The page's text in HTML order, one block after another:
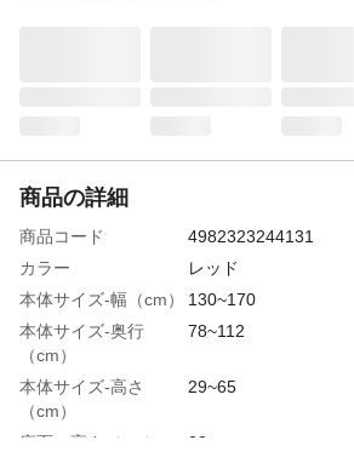
商品の詳細
商品コード
4982323244131
カラー
レッド
本体サイズ-幅（cm）
130~170
本体サイズ-奥行
（cm）
78~112
本体サイズ-高さ
（cm）
29~65
座面の高さ（cm）
29